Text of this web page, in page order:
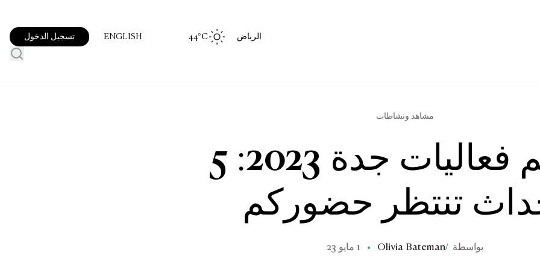
الرياض 44 °C
ENGLISH تسجيل الدخول
مشاهد ونشاطات
تقويم فعاليات جدة 2023: 5
تنتظر حضوركم
بواسطة /
Olivia Bateman 1 مايو 23